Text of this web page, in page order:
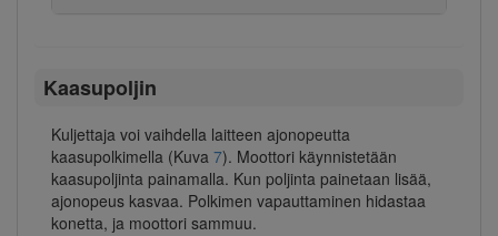
Kaasupoljin
Kuljettaja voi vaihdella laitteen ajonopeutta
kaasupolkimella (Kuva 7). Moottori käynnistetään
kaasupoljinta painamalla. Kun poljinta painetaan lisää,
ajonopeus kasvaa. Polkimen vapauttaminen hidastaa
konetta, ja moottori sammuu.